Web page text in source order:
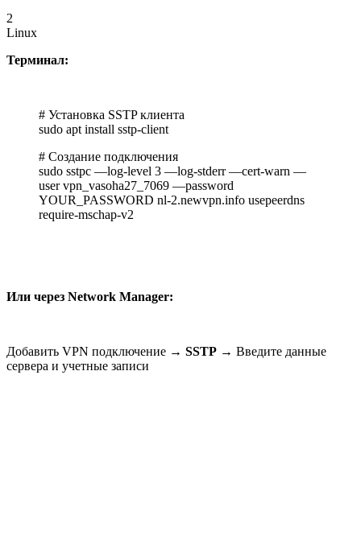
2
Linux
Терминал:
# Установка SSTP клиента
sudo apt install sstp-client
# Создание подключения
sudo sstpc —log-level 3 —log-stderr —cert-warn —
user vpn_vasoha27_7069 —password
YOUR_PASSWORD nl-2.newvpn.info usepeerdns
require-mschap-v2
Или через Network Manager:
Добавить VPN подключение → SSTP → Введите данные
сервера и учетные записи